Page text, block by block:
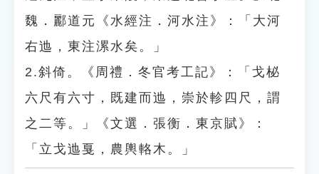
魏．酈道元《水經注．河水注》：「大河
右迆，東注漯水矣。」
2.斜倚。《周禮．冬官考工記》：「戈柲
六尺有六寸，既建而迆，崇於軫四尺，謂
之二等。」《文選．張衡．東京賦》：
「立戈迆戛，農輿輅木。」